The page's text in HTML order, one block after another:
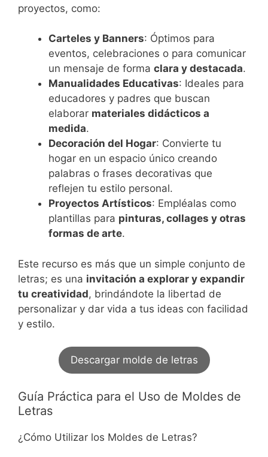
proyectos, como:
Carteles y Banners: Óptimos para
eventos, celebraciones o para comunicar
un mensaje de forma clara y destacada.
Manualidades Educativas: Ideales para
educadores y padres que buscan
elaborar materiales didácticos a
medida.
Decoración del Hogar: Convierte tu
hogar en un espacio único creando
palabras o frases decorativas que
reflejen tu estilo personal.
Proyectos Artísticos: Empléalas como
plantillas para pinturas, collages y otras
formas de arte.
Este recurso es más que un simple conjunto de
letras; es una invitación a explorar y expandir
tu creatividad, brindándote la libertad de
personalizar y dar vida a tus ideas con facilidad
y estilo.
Descargar molde de letras
Guía Práctica para el Uso de Moldes de
Letras
¿Cómo Utilizar los Moldes de Letras?